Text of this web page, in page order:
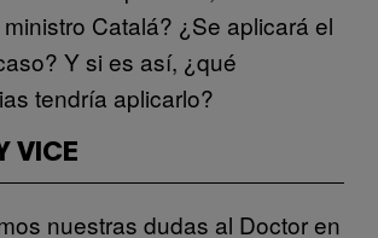
Catalá? ¿Se aplicará el
Y si es así, ¿qué
tendría aplicarlo?
VICE
nuestras dudas al Doctor en